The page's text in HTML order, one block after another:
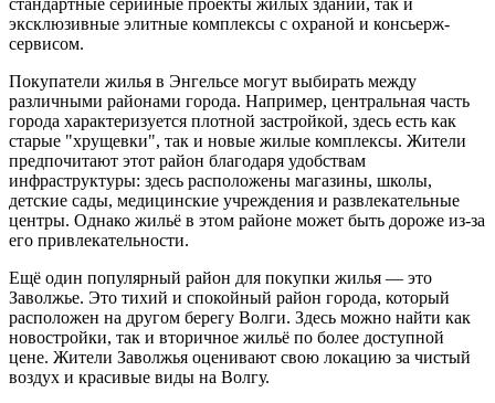
эксклюзивные элитные комплексы с охраной и консьерж-
сервисом.
Покупатели жилья в Энгельсе могут выбирать между
различными районами города. Например, центральная часть
города характеризуется плотной застройкой, здесь есть как
старые "хрущевки", так и новые жилые комплексы. Жители
предпочитают этот район благодаря удобствам
инфраструктуры: здесь расположены магазины, школы,
детские сады, медицинские учреждения и развлекательные
центры. Однако жильё в этом районе может быть дороже из-за
его привлекательности.
Ещё один популярный район для покупки жилья — это
Заволжье. Это тихий и спокойный район города, который
расположен на другом берегу Волги. Здесь можно найти как
новостройки, так и вторичное жильё по более доступной
цене. Жители Заволжья оценивают свою локацию за чистый
воздух и красивые виды на Волгу.